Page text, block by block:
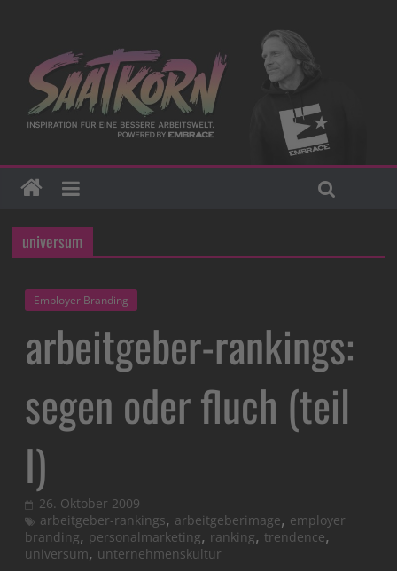
universum
Employer Branding
arbeitgeber-rankings:
segen oder fluch (teil
I)
26. Oktober 2009
arbeitgeber-rankings, arbeitgeberimage, employer
branding, personalmarketing, ranking,trendence,
universum, unternehmenskultur